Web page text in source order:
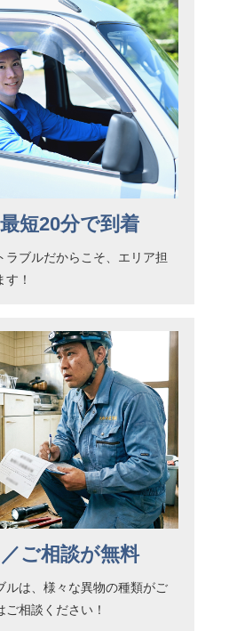
短20分で到着
ラブルだからこそ、エリア担
！
ご相談が無料
ルは、様々な異物の種類がご
相談ください！